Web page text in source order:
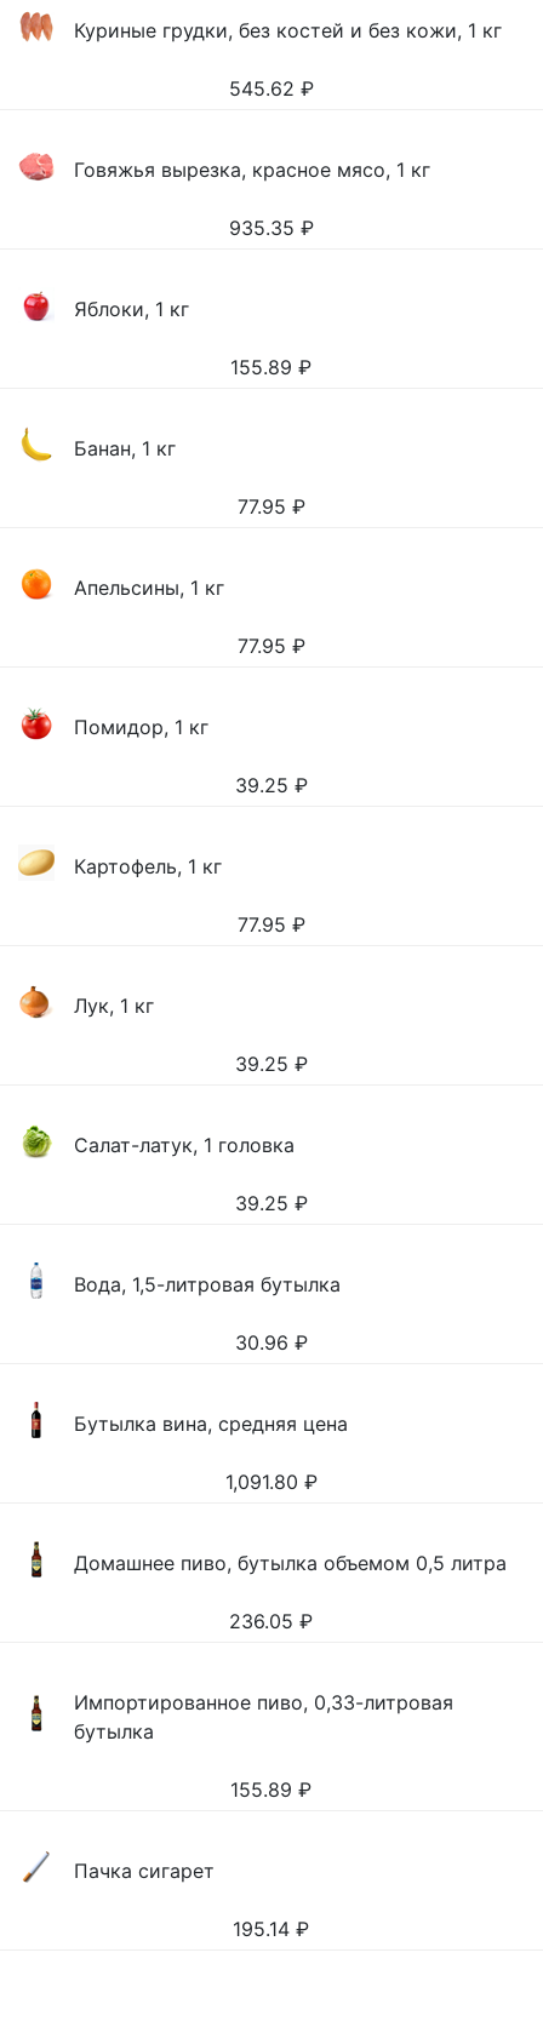
Куриные грудки, без костей и без кожи, 1 кг
545.62 ₽
Говяжья вырезка, красное мясо, 1 кг
935.35 ₽
Яблоки, 1 кг
155.89 ₽
Банан, 1 кг
77.95 ₽
Апельсины, 1 кг
77.95 ₽
Помидор, 1 кг
39.25 ₽
Картофель, 1 кг
77.95 ₽
Лук, 1 кг
39.25 ₽
Салат-латук, 1 головка
39.25 ₽
Вода, 1,5-литровая бутылка
30.96 ₽
Бутылка вина, средняя цена
1,091.80 ₽
Домашнее пиво, бутылка объемом 0,5 литра
236.05 ₽
Импортированное пиво, 0,33-литровая
бутылка
155.89 ₽
Пачка сигарет
195.14 ₽